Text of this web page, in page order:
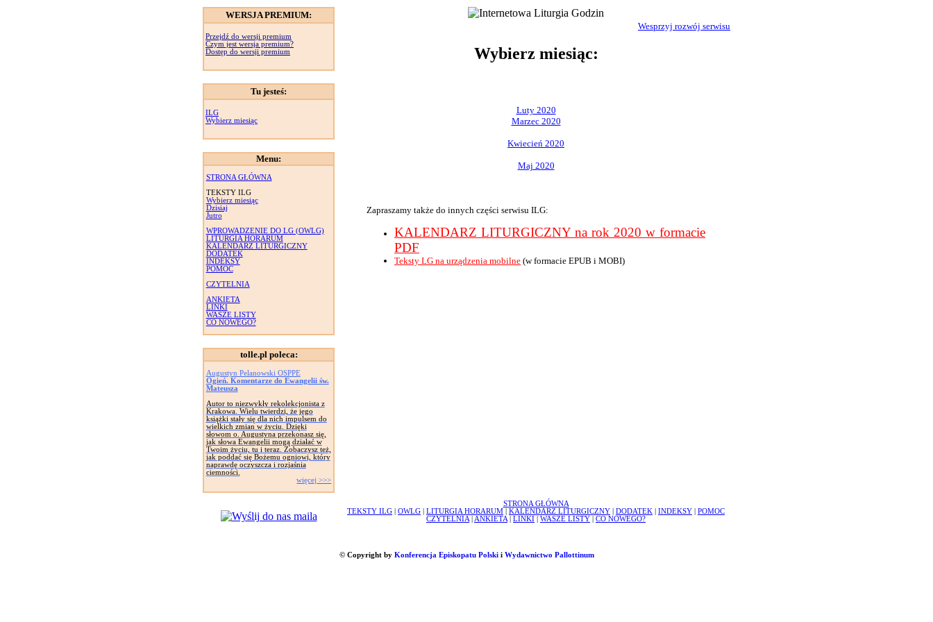
WERSJA PREMIUM:
Przejdź do wersji premium
Czym jest wersja premium?
Dostęp do wersji premium
Tu jesteś:
ILG
Wybierz miesiąc
Menu:
STRONA GŁÓWNA
TEKSTY ILG
Wybierz miesiąc
Dzisiaj
Jutro
WPROWADZENIE DO LG (OWLG)
LITURGIA HORARUM
KALENDARZ LITURGICZNY
DODATEK
INDEKSY
POMOC
CZYTELNIA
ANKIETA
LINKI
WASZE LISTY
CO NOWEGO?
tolle.pl poleca:
Augustyn Pelanowski OSPPE
Ogień. Komentarze do Ewangelii św.
Mateusza
Autor to niezwykły rekolekcjonista z
Krakowa. Wielu twierdzi, że jego
książki stały się dla nich impulsem do
wielkich zmian w życiu. Dzięki
słowom o. Augustyna przekonasz się,
jak słowa Ewangelii mogą działać w
Twoim życiu, tu i teraz. Zobaczysz też,
jak poddać się Bożemu ogniowi, który
naprawdę oczyszcza i rozjaśnia
ciemności.
więcej >>>
Wesprzyj rozwój serwisu
Wybierz miesiąc:
Luty 2020
Marzec 2020
Kwiecień 2020
Maj 2020
Zapraszamy także do innych części serwisu ILG:
KALENDARZ LITURGICZNY na rok 2020 w formacie
PDF
Teksty LG na urządzenia mobilne (w formacie EPUB i MOBI)
STRONA GŁÓWNA
TEKSTY ILG
OWLG LITURGIA HORARUM KALENDARZ LITURGICZNY DODATEK INDEKSY
POMOC
CZYTELNIA
ANKIETA LINKI WASZE LISTY CO NOWEGO?
© Copyright by Konferencja Episkopatu Polskii Wydawnictwo Pallottinum